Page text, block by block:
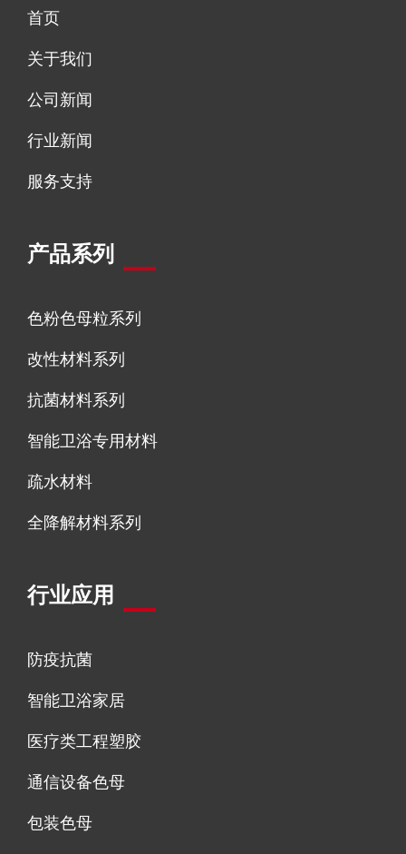
首页
关于我们
公司新闻
行业新闻
服务支持
产品系列
色粉色母粒系列
改性材料系列
抗菌材料系列
智能卫浴专用材料
疏水材料
全降解材料系列
行业应用
防疫抗菌
智能卫浴家居
医疗类工程塑胶
通信设备色母
包装色母